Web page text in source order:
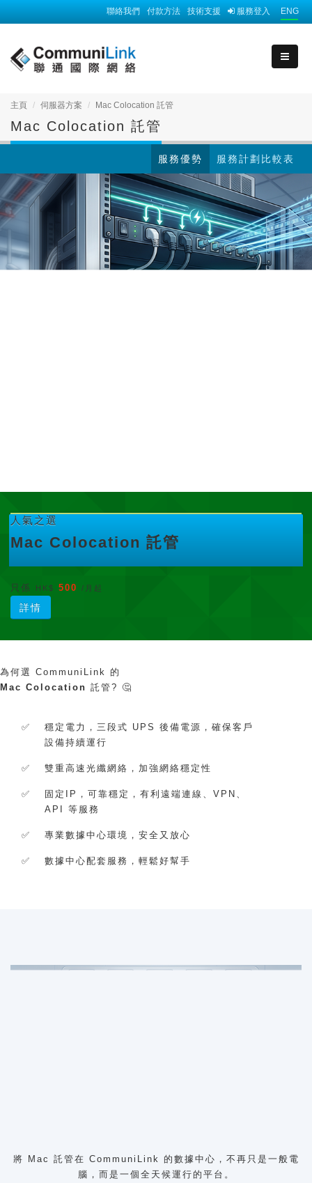
ENG
服務登入
技術支援
付款方法
聯絡我們
主頁 伺服器方案 Mac Colocation 託管
Mac Colocation 託管
服務計劃比較表
服務優勢
人氣之選
Mac Colocation 託管
只係 HK$ 500 /月起
詳情
為何選 CommuniLink 的
Mac Colocation 託管? 🤔
✅ 穩定電力，三段式 UPS 後備電源，確保客戶
設備持續運行
✅ 雙重高速光纖網絡，加強網絡穩定性
✅ 固定 IP ，可靠穩定，有利遠端連線、VPN、
API 等服務
✅ 專業數據中心環境，安全又放心
✅ 數據中心配套服務，輕鬆好幫手
將 Mac 託管在 CommuniLink
的數據中心，不再只是一般電
腦，而是一個全天候運行的平台。